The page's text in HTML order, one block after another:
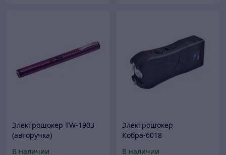
Электрошокер TW-1903
(авторучка)
В наличии
Электрошокер
Кобра-6018
В наличии